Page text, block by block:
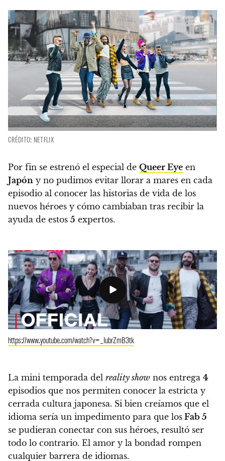
CRÉDITO: NETFLIX
Por fin se estrenó el especial de Queer Eye en
Japón y no pudimos evitar llorar a mares en cada
episodio al conocer las historias de vida de los
nuevos héroes y cómo cambiaban tras recibir la
ayuda de estos 5 expertos.
https://www.youtube.com/watch?v=_IubrZmB3tk
La mini temporada del reality show nos entrega 4
episodios que nos permiten conocer la estricta y
cerrada cultura japonesa. Si bien creíamos que el
idioma sería un impedimento para que los Fab 5
se pudieran conectar con sus héroes, resultó ser
todo lo contrario. El amor y la bondad rompen
cualquier barrera de idiomas.